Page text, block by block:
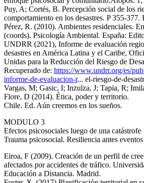
Puy, A; Cortés, B. Percepción social de los
comportamiento en los desastres. P 355-
Pérez, R. (2010). Ambientes residenciales.
(coords). Psicología Ambiental. España:
UNDRR (2021), Informe de evaluación
desastres en América Latina y el Caribe,
Unidas para la Reducción del Riesgo de
Recuperado de: https://www.undrr.org/es/
informe-de-evaluacion-r... el-riesgo-de-
Vargas, M; Gasic, I; Inzulza, J; Tapia, R;
Flore, D (2014). Ética, poder y territorio.
Chile. Ed. Aún creemos en los sueños.
MODULO 3
Efectos psicosociales luego de una catástrofe
Trauma psicosocial. Resiliencia antes
Eiroa, F (2009). Creación de un perfil de
afectados por accidentes de tráfico.
Educación a Distancia. Madrid.